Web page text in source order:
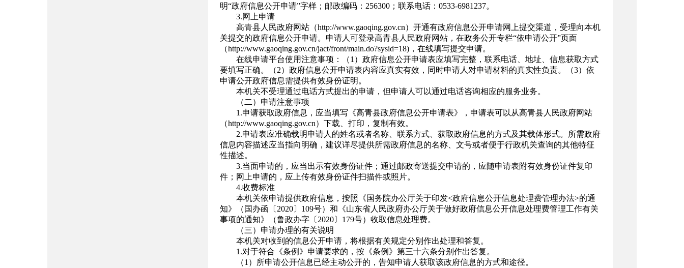
明“政府信息公开申请”字样；邮政编码：256300；联系电话：0533-6981237。
3.网上申请
高青县人民政府网站（http://www.gaoqing.gov.cn）开通有政府信息公开申请网上提交渠道，受理向本机
关提交的政府信息公开申请。申请人可登录高青县人民政府网站，在政务公开专栏“依申请公开”页面
（http://www.gaoqing.gov.cn/jact/front/main.do?sysid=18)，在线填写提交申请。
在线申请平台使用注意事项：（1）政府信息公开申请表应填写完整，联系电话、地址、信息获取方式
要填写正确。（2）政府信息公开申请表内容应真实有效，同时申请人对申请材料的真实性负责。（3）依
申请公开政府信息需提供有效身份证明。
本机关不受理通过电话方式提出的申请，但申请人可以通过电话咨询相应的服务业务。
（二）申请注意事项
1.申请获取政府信息，应当填写《高青县政府信息公开申请表》，申请表可以从高青县人民政府网站
（http://www.gaoqing.gov.cn）下载、打印，复制有效。
2.申请表应准确载明申请人的姓名或者名称、联系方式、获取政府信息的方式及其载体形式。所需政府
信息内容描述应当指向明确，建议详尽提供所需政府信息的名称、文号或者便于行政机关查询的其他特征
性描述。
3.当面申请的，应当出示有效身份证件；通过邮政寄送提交申请的，应随申请表附有效身份证件复印
件；网上申请的，应上传有效身份证件扫描件或照片。
4.收费标准
本机关依申请提供政府信息，按照《国务院办公厅关于印发<政府信息公开信息处理费管理办法>的通
知》（国办函〔2020〕109号）和《山东省人民政府办公厅关于做好政府信息公开信息处理费管理工作有关
事项的通知》（鲁政办字〔2020〕179号）收取信息处理费。
（三）申请办理的有关说明
本机关对收到的信息公开申请，将根据有关规定分别作出处理和答复。
1.对于符合《条例》申请要求的，按《条例》第三十六条分别作出答复。
（1）所申请公开信息已经主动公开的，告知申请人获取该政府信息的方式和途径。